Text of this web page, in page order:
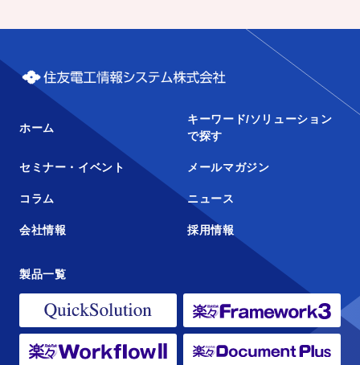
ホーム
キーワード/ソリューション
で探す
セミナー・イベント メールマガジン
コラム ニュース
会社情報 採用情報
製品一覧